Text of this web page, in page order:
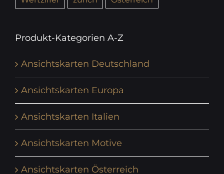
Produkt-Kategorien A-Z
Ansichtskarten Deutschland
Ansichtskarten Europa
Ansichtskarten Italien
Ansichtskarten Motive
Ansichtskarten Österreich